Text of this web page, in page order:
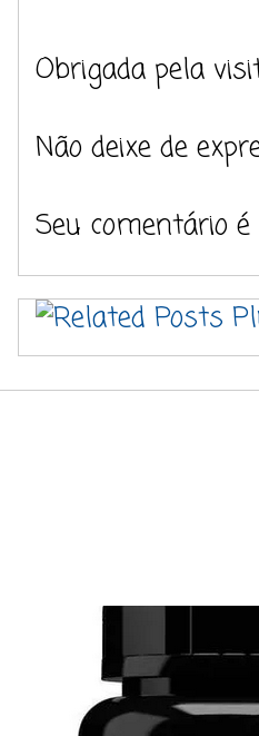
Obrigada pela
Não deixe de
Seu comentário